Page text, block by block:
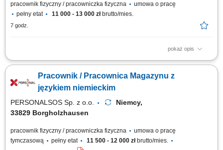
pracownik fizyczny / pracowniczka fizyczna
umowa o pracę
pełny etat
11 000 - 13 000 złbrutto/mies.
7 godz.
pokaż opis
Opis stanowiska Realizacja zamówień (Order Picker, Komisjonowanie) w
systemie w języku polskim. Opieka polskojęzycznego Koordynatora i
szkoleniowca! Układanie towaru; Kontrola jakości; Inne proste prace na
Pracownik / Pracownica Magazynu z
językiem niemieckim
PERSONALSOS Sp. z o.o.
Niemcy,
33829 Borgholzhausen
pracownik fizyczny / pracowniczka fizyczna
umowa o pracę
tymczasową
pełny etat 11 500 - 12 000 złbrutto/mies.